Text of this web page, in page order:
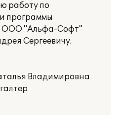
работу по
программы
ООО "Альфа-Софт"
Сергеевичу.
Владимировна